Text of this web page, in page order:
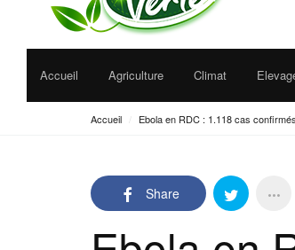
Mot de passe
Se souvenir de moi
Accueil Agriculture Climat
Accueil Ebola en RDC : 1.118 cas
Share